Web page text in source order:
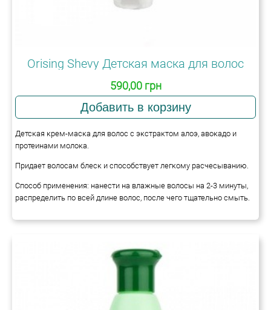
Orising Shevy Детская маска для волос
590,00 грн
Детская крем-маска для волос с экстрактом алоэ, авокадо и
протеинами молока.
Придает волосам блеск и способствует легкому расчесыванию.
Способ применения: нанести на влажные волосы на 2-3 минуты,
распределить по всей длине волос, после чего тщательно смыть.